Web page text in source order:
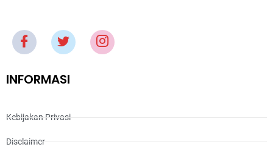
INFORMASI
Kebijakan Privasi
Disclaimer